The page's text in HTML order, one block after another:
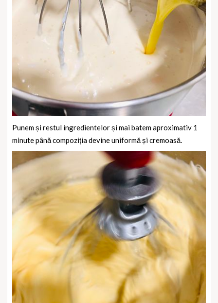
Punem și restul ingredientelor și mai batem aproximativ 1
minute până compoziția devine uniformă și cremoasă.